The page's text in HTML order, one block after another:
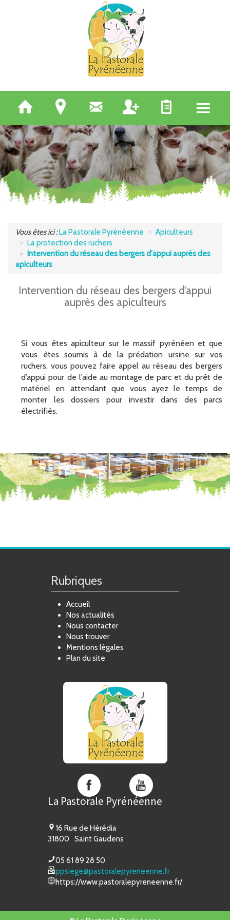
QUI SOMMES-NOUS
ELEVEURS
BERGERS
UTILISATEURS DE MONTAGNE
POCTEFA
Vous êtes ici :La Pastorale Pyrénéenne
Apiculteurs
La protection des ruchers
Intervention du réseau des bergers d'appui auprès des
apiculteurs
Intervention du réseau des bergers d’appui
auprès des apiculteurs
Si vous êtes apiculteur sur le massif pyrénéen et que
vous êtes soumis à de la prédation ursine sur vos
ruchers, vous pouvez faire appel au réseau des bergers
d’appui pour de l’aide au montage de parc et du prêt de
matériel en attendant que vous ayez le temps de
monter les dossiers pour investir dans des parcs
électrifiés.
Rubriques
Accueil
Nos actualités
Nous contacter
Nous trouver
Mentions légales
Plan du site
La
Pastorale
Pyrénéenne
Facebook
La
Pyrénéenne
La Pastorale Pyrénéenne
16 Rue de Hérédia
31800
Saint Gaudens
05 61 89 28 50
ppsiege@pastoralepyreneenne.fr
https://www.pastoralepyreneenne.fr/